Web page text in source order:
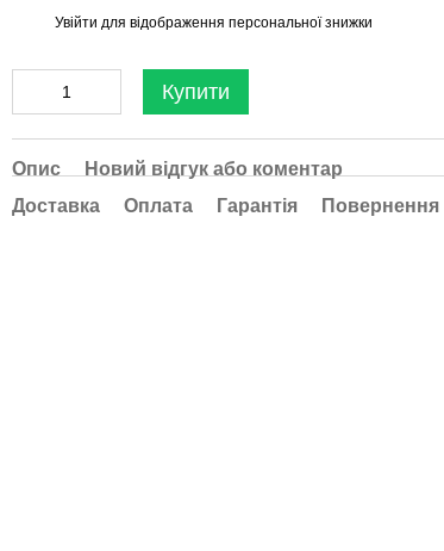
Увійти для відображення персональної знижки
Купити
Опис
Новий відгук або коментар
Доставка
Оплата Гарантія Повернення